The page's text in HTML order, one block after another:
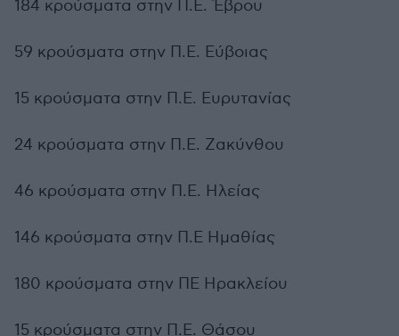
184 κρούσματα στην Π.Ε. Έβρου
59 κρούσματα στην Π.Ε. Εύβοιας
15 κρούσματα στην Π.Ε. Ευρυτανίας
24 κρούσματα στην Π.Ε. Ζακύνθου
46 κρούσματα στην Π.Ε. Ηλείας
146 κρούσματα στην Π.Ε Ημαθίας
180 κρούσματα στην ΠΕ Ηρακλείου
15 κρούσματα στην Π.Ε. Θάσου